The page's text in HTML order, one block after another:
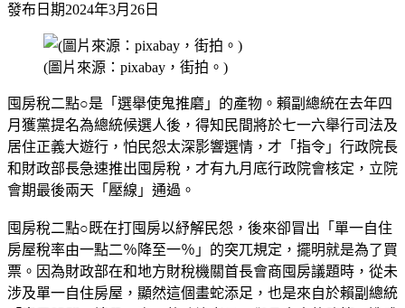
發布日期2024年3月26日
(圖片來源：pixabay，街拍。)
囤房稅二點○是「選舉使鬼推磨」的產物。賴副總統在去年四
月獲黨提名為總統候選人後，得知民間將於七一六舉行司法及
居住正義大遊行，怕民怨太深影響選情，才「指令」行政院長
和財政部長急速推出囤房稅，才有九月底行政院會核定，立院
會期最後兩天「壓線」通過。
囤房稅二點○既在打囤房以紓解民怨，後來卻冒出「單一自住
房屋稅率由一點二％降至一％」的突兀規定，擺明就是為了買
票。因為財政部在和地方財稅機關首長會商囤房議題時，從未
涉及單一自住房屋，顯然這個畫蛇添足，也是來自於賴副總統